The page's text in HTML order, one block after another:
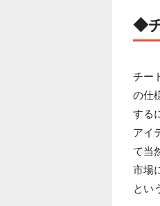
◆
チー
の仕
する
アイ
て当
市場
とい